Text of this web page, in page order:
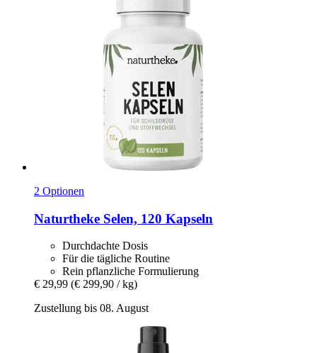
2 Optionen
Naturtheke Selen, 120 Kapseln
Durchdachte Dosis
Für die tägliche Routine
Rein pflanzliche Formulierung
€ 29,99 (€ 299,90 / kg)
Zustellung bis 08. August